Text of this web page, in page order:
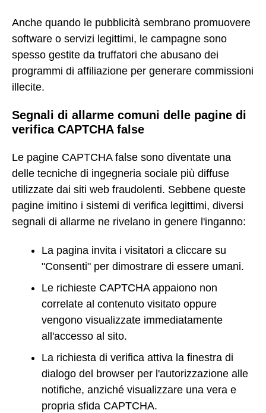
Anche quando le pubblicità sembrano promuovere
software o servizi legittimi, le campagne sono
spesso gestite da truffatori che abusano dei
programmi di affiliazione per generare commissioni
illecite.
Segnali di allarme comuni delle pagine di
verifica CAPTCHA false
Le pagine CAPTCHA false sono diventate una
delle tecniche di ingegneria sociale più diffuse
utilizzate dai siti web fraudolenti. Sebbene queste
pagine imitino i sistemi di verifica legittimi, diversi
segnali di allarme ne rivelano in genere l'inganno:
La pagina invita i visitatori a cliccare su
"Consenti" per dimostrare di essere umani.
Le richieste CAPTCHA appaiono non
correlate al contenuto visitato oppure
vengono visualizzate immediatamente
all'accesso al sito.
La richiesta di verifica attiva la finestra di
dialogo del browser per l'autorizzazione alle
notifiche, anziché visualizzare una vera e
propria sfida CAPTCHA.